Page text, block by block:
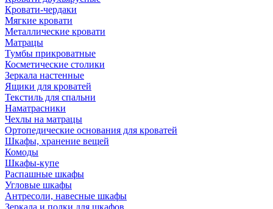
Кровати-чердаки
Мягкие кровати
Металлические кровати
Матрацы
Тумбы прикроватные
Косметические столики
Зеркала настенные
Ящики для кроватей
Текстиль для спальни
Наматрасники
Чехлы на матрацы
Ортопедические основания для кроватей
Шкафы, хранение вещей
Комоды
Шкафы-купе
Распашные шкафы
Угловые шкафы
Антресоли, навесные шкафы
Зеркала и полки для шкафов